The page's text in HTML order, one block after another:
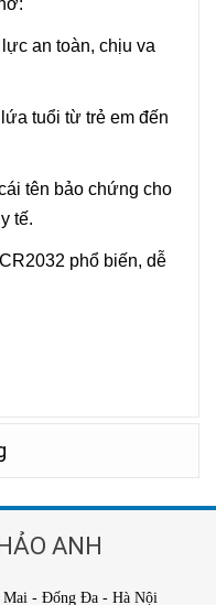
an toàn, chịu va
tuổi từ trẻ em đến
tên bảo chứng cho
tế.
phổ biến, dễ
ANH
Mai - Đống Đa - Hà Nội